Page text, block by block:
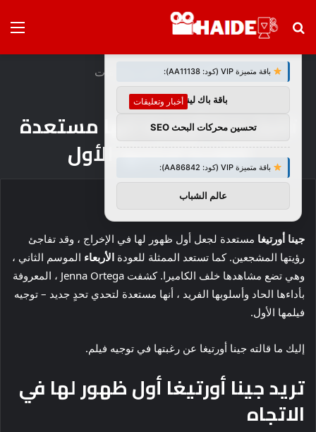
بحث
الرئيسية/ أخبار وتعليقات
أخبار وتعليقات
تقول جينا أورتيغا إنها مستعدة
لتوجيه فيلمها الأول
جينا أورتيغا مستعدة لجعل أول ظهور لها في الإخراج ، وقد تفاجئ
رؤيتها المشجعين. كما تستعد الممثلة للعودة الأربعاء الموسم الثاني ،
وهي تضع مشاهدها خلف الكاميرا. كشفت Jenna Ortega ، المعروفة
بأداءها الحاد وأسلوبها الفريد ، أنها مستعدة لتحدي تحدٍ جديد – توجيه
فيلمها الأول.
إليك ما قالته جينا أورتيغا عن رغبتها في توجيه فيلم.
تريد جينا أورتيغا أول ظهور لها في
الاتجاه
توصيات :
باقة متميزة VIP (كود: AA11138):
باقة باك لينك
تحسين محركات البحث SEO
باقة متميزة VIP (كود: AA86842):
عالم الشباب